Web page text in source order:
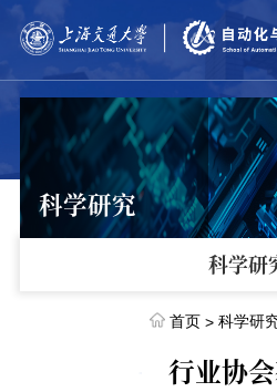
科学研究
科学研
首页 > 科学研
行业协